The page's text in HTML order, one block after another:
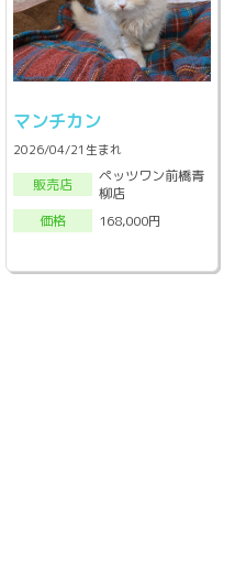
マンチカン
2026/04/21生まれ
販売店
ペッツワン前橋青
柳店
価格
168,000円